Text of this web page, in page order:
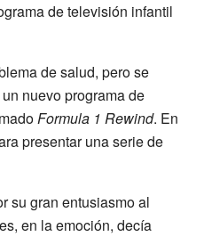
de televisión infantil
de salud, pero se
nuevo programa de
Formula 1 Rewind. En
presentar una serie de
su gran entusiasmo al
en la emoción, decía